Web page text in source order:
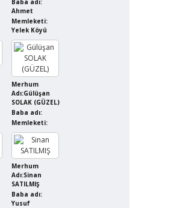
Baba adı:
Ahmet
Memleketi:
Yelek Köyü
Merhum
Adı:Gülüşan
SOLAK (GÜZEL)
Baba adı:
Memleketi:
Merhum
Adı:Sinan
SATILMIŞ
Baba adı:
Yusuf